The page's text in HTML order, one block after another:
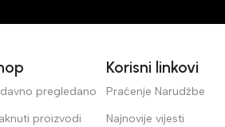
pregledano
proizvodi
Korisni linkovi
Praćenje Narudžbe
Najnovije vijesti